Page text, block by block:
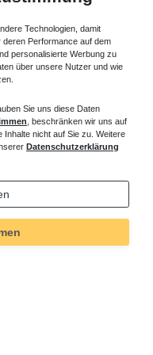
Technologien, damit
Performance auf dem
personalisierte Werbung zu
über unsere Nutzer und wie
Sie uns diese Daten
, beschränken wir uns auf
nicht auf Sie zu. Weitere
Datenschutzerklärung